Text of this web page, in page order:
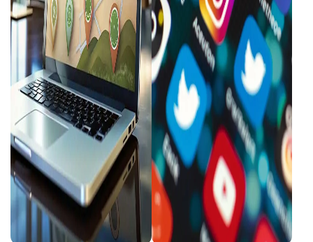
PRÉSENCE DIGITALE & SEO / GEOAFFICHAGE &